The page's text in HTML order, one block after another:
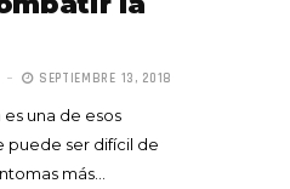
SEPTIEMBRE 13, 2018
una de esos
puede ser difícil de
más…
Totó la Momposina: el
adiós a la gran